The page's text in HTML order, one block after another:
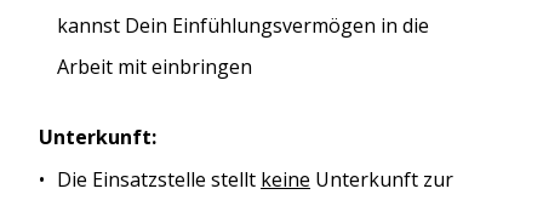
kannst Dein Einfühlungsvermögen in die
Arbeit mit einbringen
Unterkunft:
Die Einsatzstelle stellt keine Unterkunft zur